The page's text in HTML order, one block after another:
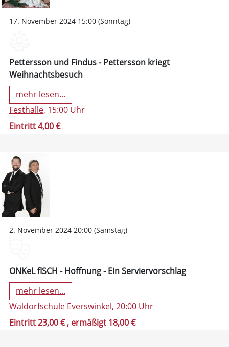
17. November 2024 15:00 (Sonntag)
Pettersson und Findus - Pettersson kriegt
Weihnachtsbesuch
mehr lesen...
Festhalle, 15:00 Uhr
Eintritt 4,00 €
2. November 2024 20:00 (Samstag)
ONKeL fISCH - Hoffnung - Ein Serviervorschlag
mehr lesen...
Waldorfschule Everswinkel, 20:00 Uhr
Eintritt 23,00 €, ermäßigt 18,00 €